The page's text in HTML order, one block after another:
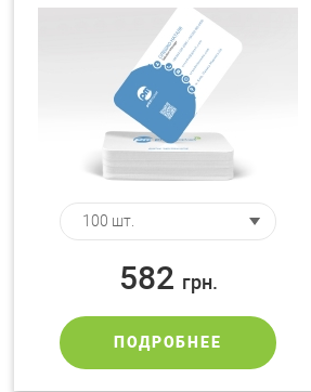
582 грн.
ПОДРОБНЕЕ